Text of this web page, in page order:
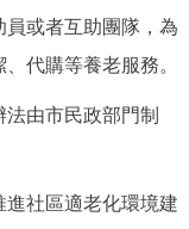
或者互助團隊，為
代購等養老服務。
由市民政部門制
社區適老化環境建